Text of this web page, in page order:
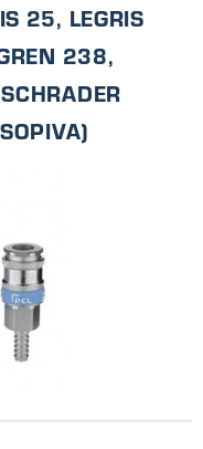
PAINEILMALIITTIMET
25, LEGRIS
238,